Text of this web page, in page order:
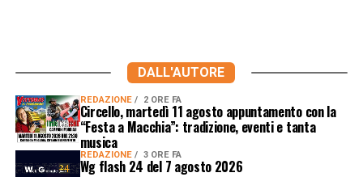
DALL'AUTORE
REDAZIONE 2 ORE FA
Circello, martedì 11 agosto appuntamento con la
“Festa a Macchia”: tradizione, eventi e tanta
musica
REDAZIONE 3 ORE FA
Wg flash 24 del 7 agosto 2026